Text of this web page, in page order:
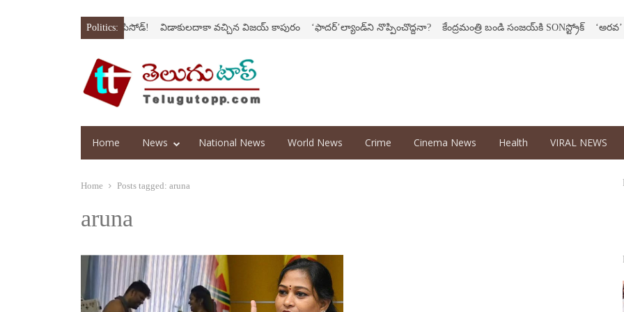
Politics:
‘అర‌వ’ సిరీస్‌లో కొత్త ఎపిసోడ్‌! విడాకులదాకా వచ్చిన విజయ్‌ కాపురం ‘ఫాదర్‌’ల్యాండ్‌ని నొప్పించొద్దనా? కేంద్ర‌మంత్రి బండి సంజ‌య్‌కి SONస్ట్రోక్‌ ‘అర‌వ’
Home News National News World News Crime Cinema News Health VIRAL NEWS
Home Posts tagged: aruna
aruna